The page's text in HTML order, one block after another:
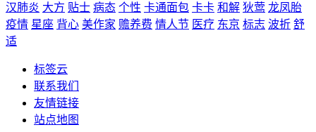
汉肺炎 大方 贴士 病态 个性 卡通面包 卡卡 和解 狄莺 龙凤胎
疫情 星座 背心 美作家 赡养费 情人节 医疗 东京 标志 波折 舒
适
标签云
联系我们
友情链接
站点地图